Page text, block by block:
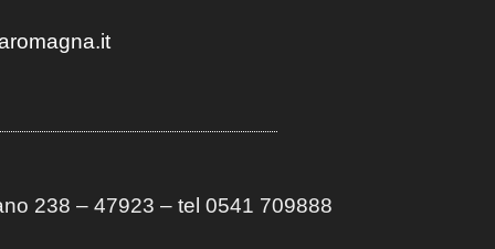
238 – 47923 – tel 0541 709888